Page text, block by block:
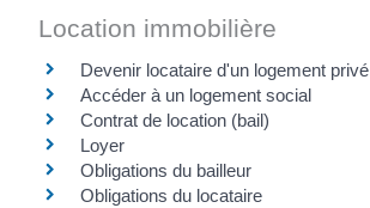
Location immobilière
Devenir locataire d'un logement privé
Accéder à un logement social
Contrat de location (bail)
Loyer
Obligations du bailleur
Obligations du locataire